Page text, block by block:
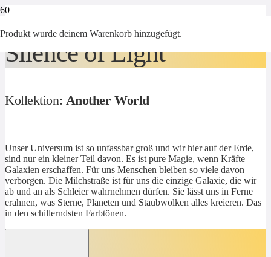
Produkt wurde deinem Warenkorb hinzugefügt.
Silence of Light
Kollektion: Another World
Unser Universum ist so unfassbar groß und wir hier auf der Erde,
sind nur ein kleiner Teil davon. Es ist pure Magie, wenn Kräfte
Galaxien erschaffen. Für uns Menschen bleiben so viele davon
verborgen. Die Milchstraße ist für uns die einzige Galaxie, die wir
ab und an als Schleier wahrnehmen dürfen. Sie lässt uns in Ferne
erahnen, was Sterne, Planeten und Staubwolken alles kreieren. Das
in den schillerndsten Farbtönen.